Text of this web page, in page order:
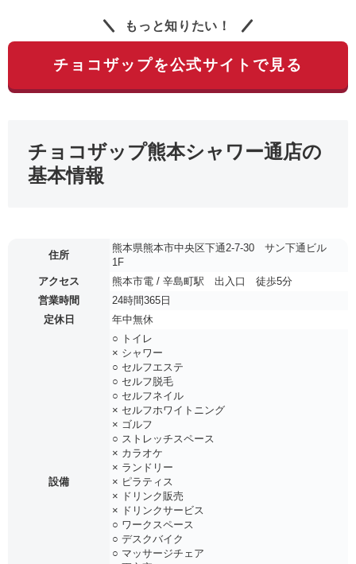
もっと知りたい！
チョコザップを公式サイトで見る
チョコザップ熊本シャワー通店の
基本情報
住所
熊本県熊本市中央区下通2-7-30 サン下通ビル
1F
アクセス
熊本市電 / 辛島町駅 出入口 徒歩5分
営業時間
24時間365日
定休日
年中無休
設備
○ トイレ
× シャワー
○ セルフエステ
○ セルフ脱毛
○ セルフネイル
× セルフホワイトニング
× ゴルフ
○ ストレッチスペース
× カラオケ
× ランドリー
× ピラティス
× ドリンク販売
× ドリンクサービス
○ ワークスペース
○ デスクバイク
○ マッサージチェア